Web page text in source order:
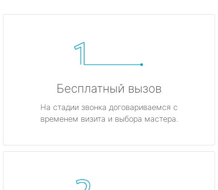
Бесплатный вызов
На стадии звонка договариваемся с
временем визита и выбора мастера.